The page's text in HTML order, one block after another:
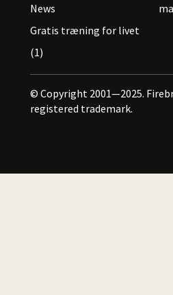
News
Gratis træning for livet
(1)
© Copyright 2001—2025.
registered trademark.